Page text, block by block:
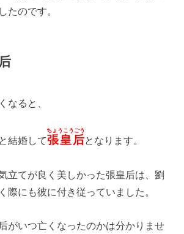
たのです。
なると、
結婚して張皇后
ちょうこうごう
となります。
立てが良く美しかった張皇后は、劉
際にも彼に付き従っていました。
がいつ亡くなったのかは分かりませ